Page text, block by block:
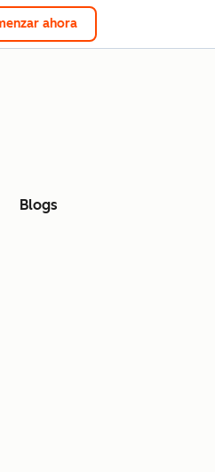
ahora
Blogs